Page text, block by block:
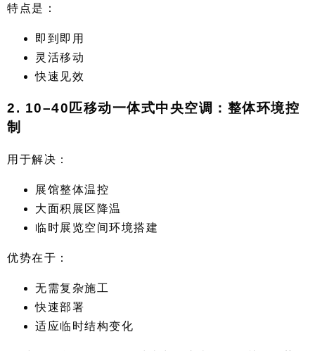
特点是：
即到即用
灵活移动
快速见效
2. 10–40匹移动一体式中央空调：整体环境控
制
用于解决：
展馆整体温控
大面积展区降温
临时展览空间环境搭建
优势在于：
无需复杂施工
快速部署
适应临时结构变化